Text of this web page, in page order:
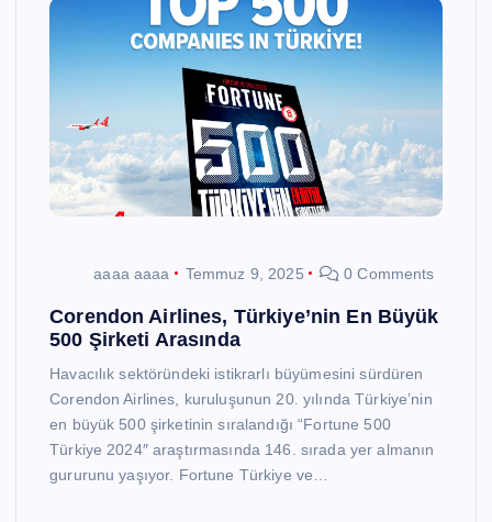
aaaa aaaa Temmuz 9, 2025 0 Comments
Corendon Airlines, Türkiye’nin En Büyük
500 Şirketi Arasında
Havacılık sektöründeki istikrarlı büyümesini sürdüren
Corendon Airlines, kuruluşunun 20. yılında Türkiye’nin
en büyük 500 şirketinin sıralandığı “Fortune 500
Türkiye 2024″ araştırmasında 146. sırada yer almanın
gururunu yaşıyor. Fortune Türkiye ve…